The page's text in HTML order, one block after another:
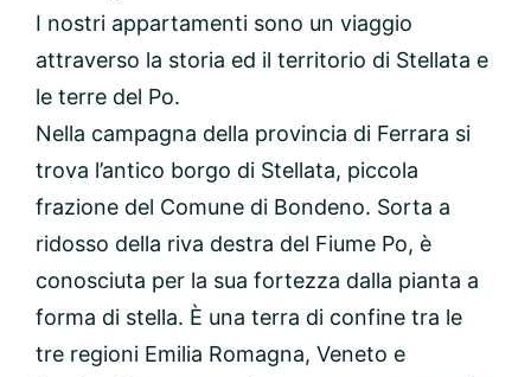
I nostri appartamenti sono un viaggio
attraverso la storia ed il territorio di Stellata e
le terre del Po.
Nella campagna della provincia di Ferrara si
trova l’antico borgo di Stellata, piccola
frazione del Comune di Bondeno. Sorta a
ridosso della riva destra del Fiume Po, è
conosciuta per la sua fortezza dalla pianta a
forma di stella. È una terra di confine tra le
tre regioni Emilia Romagna, Veneto e